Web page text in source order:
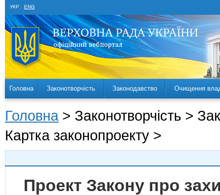
УКР ENG
Головна Законотворчість Законодавство Очищення
Головна > Законотворчість >
Картка законопроекту >
Проект Закону про